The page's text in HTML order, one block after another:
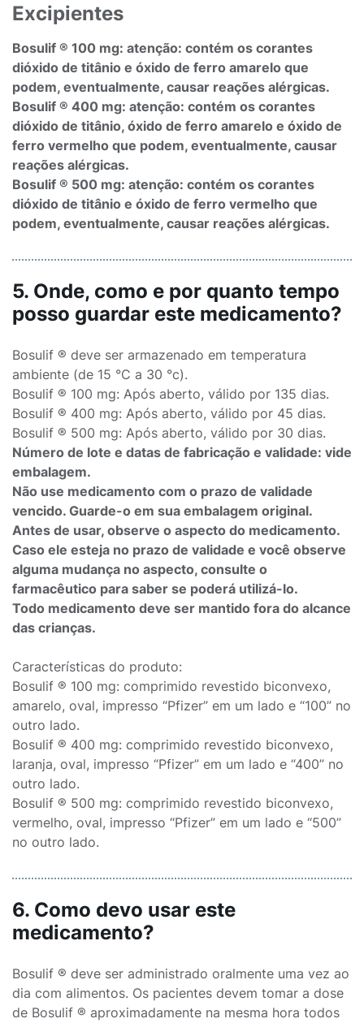
Excipientes
Bosulif ® 100 mg: atenção: contém os corantes
dióxido de titânio e óxido de ferro amarelo que
podem, eventualmente, causar reações alérgicas.
Bosulif ® 400 mg: atenção: contém os corantes
dióxido de titânio, óxido de ferro amarelo e óxido de
ferro vermelho que podem, eventualmente, causar
reações alérgicas.
Bosulif ® 500 mg: atenção: contém os corantes
dióxido de titânio e óxido de ferro vermelho que
podem, eventualmente, causar reações alérgicas.
5. Onde, como e por quanto tempo
posso guardar este medicamento?
Bosulif ® deve ser armazenado em temperatura
ambiente (de 15 °C a 30 °c).
Bosulif ® 100 mg: Após aberto, válido por 135 dias.
Bosulif ® 400 mg: Após aberto, válido por 45 dias.
Bosulif ® 500 mg: Após aberto, válido por 30 dias.
Número de lote e datas de fabricação e validade: vide
embalagem.
Não use medicamento com o prazo de validade
vencido. Guarde-o em sua embalagem original.
Antes de usar, observe o aspecto do medicamento.
Caso ele esteja no prazo de validade e você observe
alguma mudança no aspecto, consulte o
farmacêutico para saber se poderá utilizá-lo.
Todo medicamento deve ser mantido fora do alcance
das crianças.
Características do produto:
Bosulif ® 100 mg: comprimido revestido biconvexo,
amarelo, oval, impresso “Pfizer” em um lado e “100” no
outro lado.
Bosulif ® 400 mg: comprimido revestido biconvexo,
laranja, oval, impresso “Pfizer” em um lado e “400” no
outro lado.
Bosulif ® 500 mg: comprimido revestido biconvexo,
vermelho, oval, impresso “Pfizer” em um lado e “500”
no outro lado.
6. Como devo usar este
medicamento?
Bosulif ® deve ser administrado oralmente uma vez ao
dia com alimentos. Os pacientes devem tomar a dose
de Bosulif ® aproximadamente na mesma hora todos